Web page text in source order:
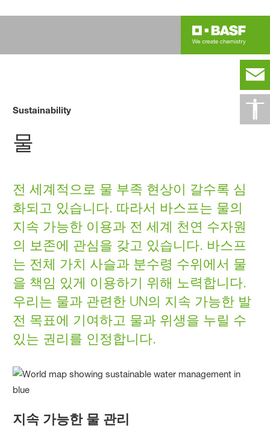
Sustainability
물
전 세계적으로 물 부족 현상이 갈수록 심
화되고 있습니다. 따라서 바스프는 물의
지속 가능한 이용과 전 세계 천연 수자원
의 보존에 관심을 갖고 있습니다. 바스프
는 전체 가치 사슬과 분수령 수위에서 물
을 책임 있게 이용하기 위해 노력합니다.
우리는 물과 관련한 UN의 지속 가능한 발
전 목표에 기여하고 물과 위생을 누릴 수
있는 권리를 인정합니다.
지속 가능한 물 관리